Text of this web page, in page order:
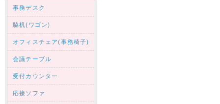
事務デスク
脇机(ワゴン)
オフィスチェア(事務椅子)
会議テーブル
受付カウンター
応接ソファ